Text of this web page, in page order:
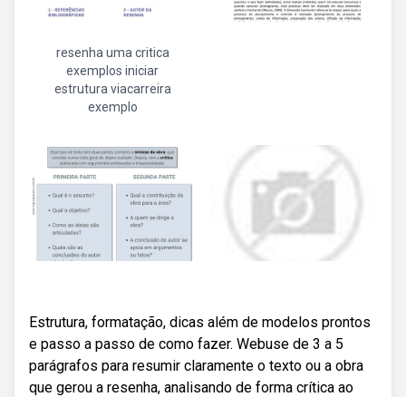
resenha uma critica
exemplos iniciar
estrutura viacarreira
exemplo
Estrutura, formatação, dicas além de modelos prontos
e passo a passo de como fazer. Webuse de 3 a 5
parágrafos para resumir claramente o texto ou a obra
que gerou a resenha, analisando de forma crítica ao